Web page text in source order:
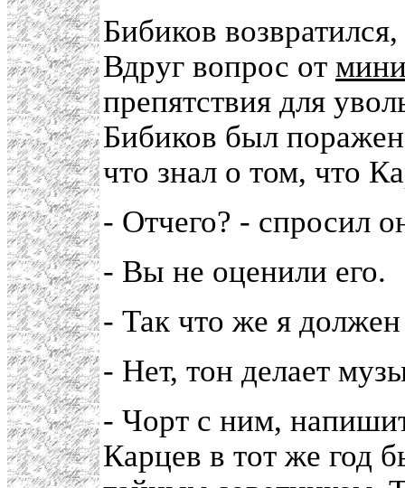
Бибиков
Вдруг вопрос от
препятствия для
Бибиков был
что знал о том, что
- Отчего? - спросил
- Вы не оценили его.
- Так что же я
- Нет, тон делает
- Чорт с ним,
Карцев в тот же год